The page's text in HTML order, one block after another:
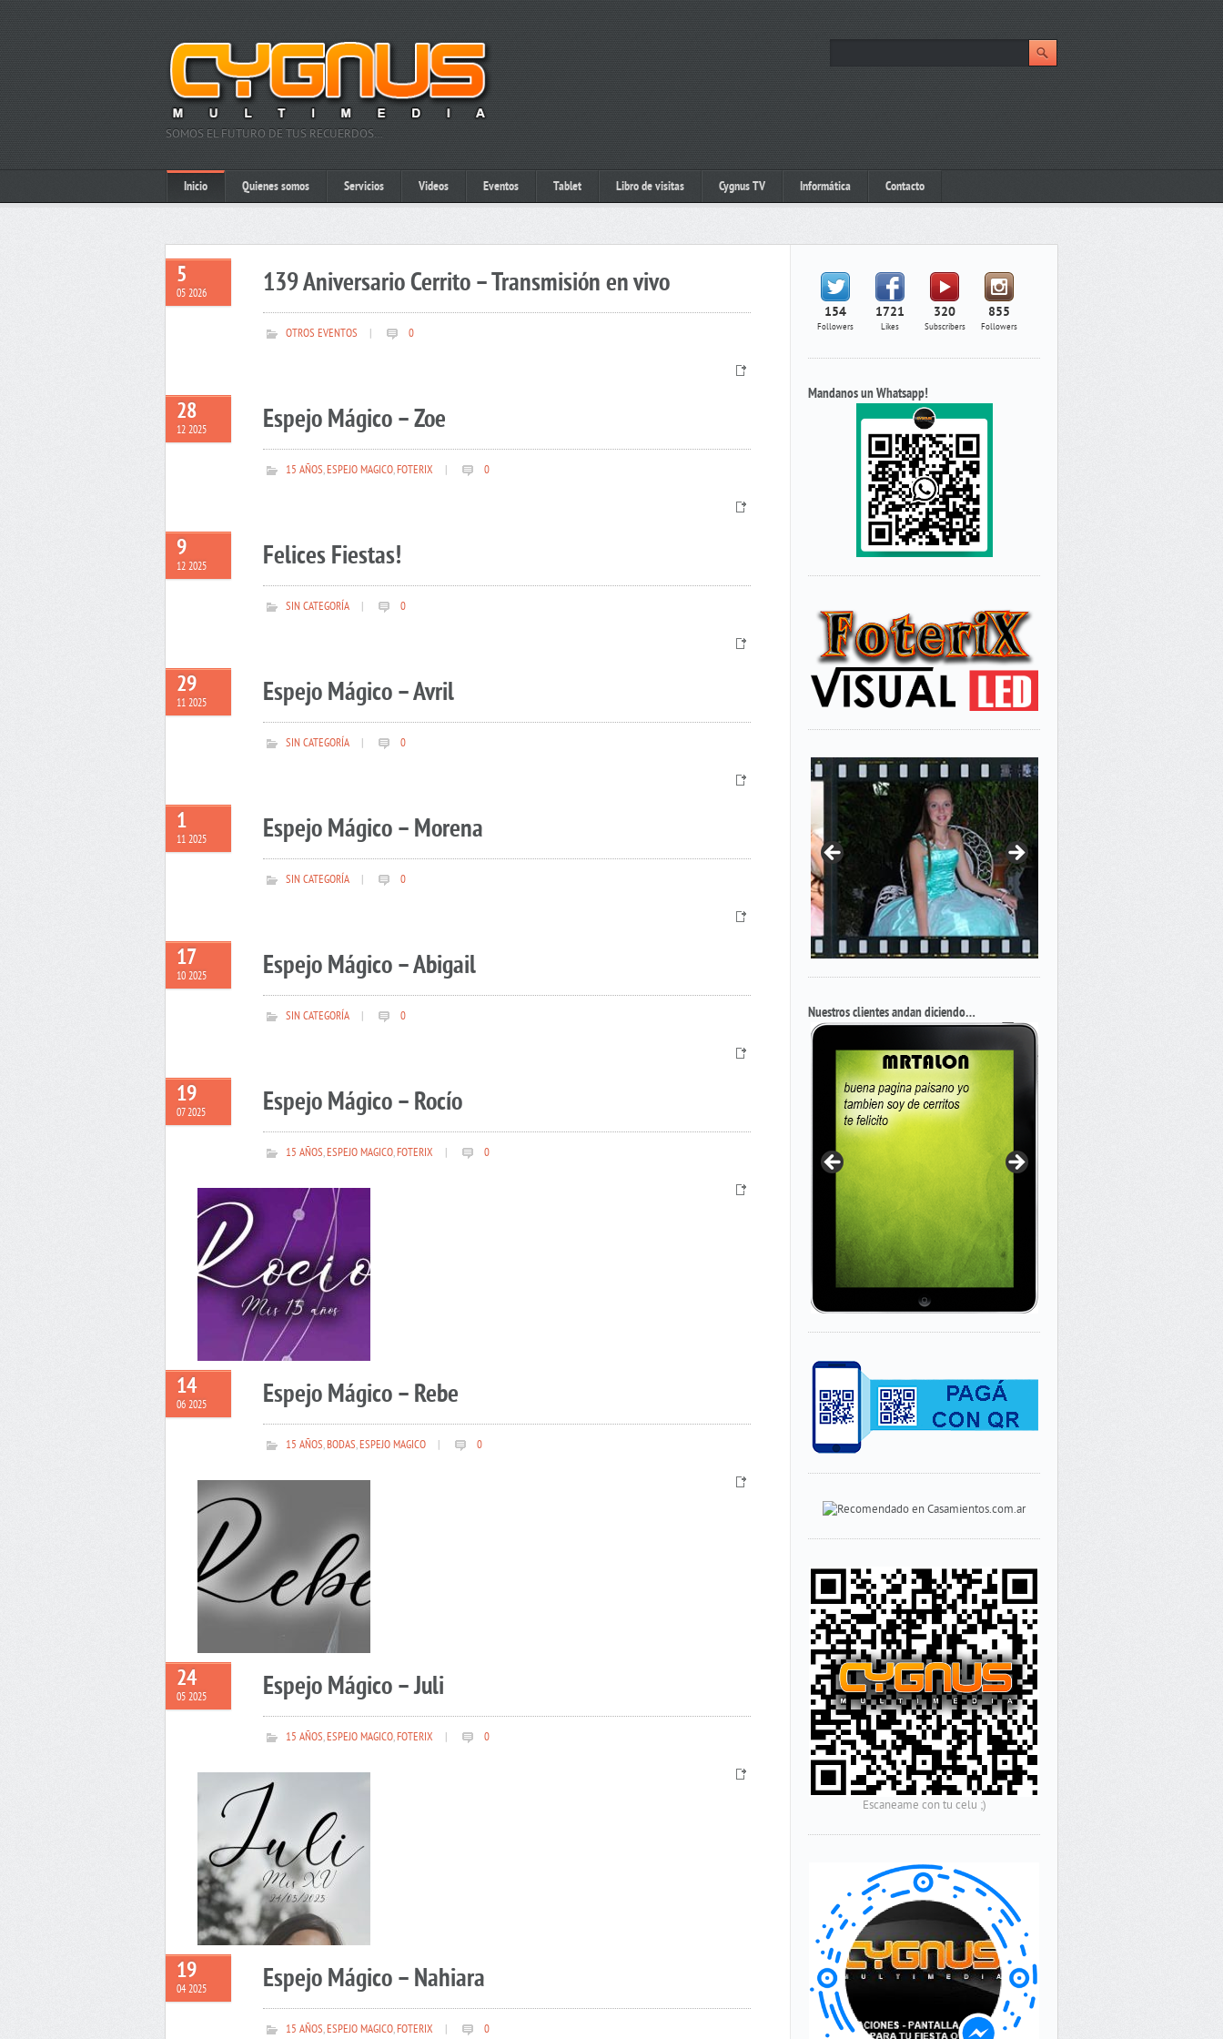
SOMOS EL FUTURO DE TUS RECUERDOS…
Inicio Quienes somos Servicios Videos Eventos Tablet Libro de visitas Cygnus TV Informática Contacto
5
05 2026 139 Aniversario Cerrito – Transmisión en vivo
OTROS EVENTOS 0
28
12 2025 Espejo Mágico – Zoe
15 AÑOS,ESPEJO MAGICO,FOTERIX 0
9
12 2025 Felices Fiestas!
SIN CATEGORÍA 0
29
11 2025 Espejo Mágico – Avril
SIN CATEGORÍA 0
1
11 2025 Espejo Mágico – Morena
SIN CATEGORÍA 0
17
10 2025 Espejo Mágico – Abigail
SIN CATEGORÍA 0
19
07 2025 Espejo Mágico – Rocío
15 AÑOS,ESPEJO MAGICO,FOTERIX 0
14
06 2025 Espejo Mágico – Rebe
15 AÑOS,BODAS,ESPEJO MAGICO 0
24
05 2025 Espejo Mágico – Juli
15 AÑOS,ESPEJO MAGICO,FOTERIX 0
19
04 2025 Espejo Mágico – Nahiara
15 AÑOS,ESPEJO MAGICO,FOTERIX 0
154
Followers
1721
Likes
320
Subscribers
855
Followers
Mandanos un Whatsapp!
Nuestros clientes andan diciendo…
Escaneame con tu celu ;)